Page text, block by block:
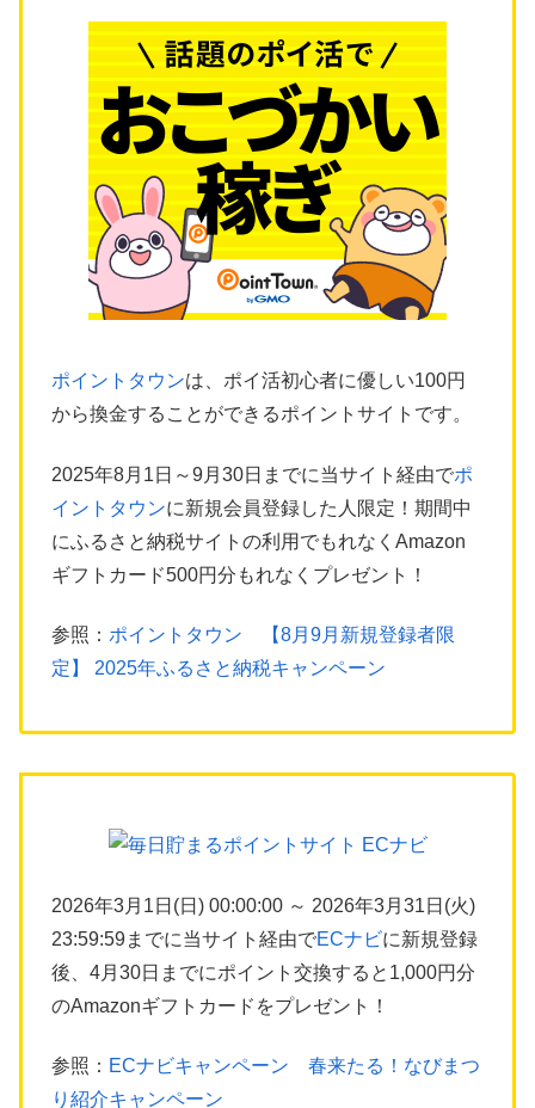
ポイントタウンは、ポイ活初心者に優しい100円
から換金することができるポイントサイトです。
2025年8月1日～9月30日までに当サイト経由でポ
イントタウンに新規会員登録した人限定！期間中
にふるさと納税サイトの利用でもれなくAmazon
ギフトカード500円分もれなくプレゼント！
参照： ポイントタウン 【8月9月新規登録者限
定】 2025年ふるさと納税キャンペーン
2026年3月1日(日) 00:00:00 ～ 2026年3月31日(火)
23:59:59までに当サイト経由でECナビに新規登録
後、4月30日までにポイント交換すると1,000円分
のAmazonギフトカードをプレゼント！
参照： ECナビキャンペーン 春来たる！なびまつ
り紹介キャンペーン